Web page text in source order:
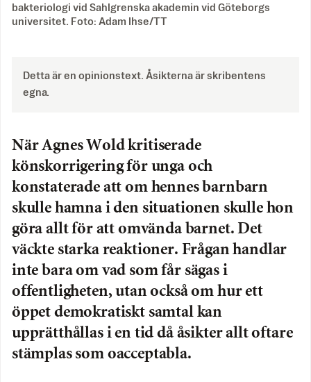
bakteriologi vid Sahlgrenska akademin vid Göteborgs
universitet. Foto: Adam Ihse/TT
Detta är en opinionstext. Åsikterna är skribentens
egna.
När Agnes Wold kritiserade
könskorrigering för unga och
konstaterade att om hennes barnbarn
skulle hamna i den situationen skulle hon
göra allt för att omvända barnet. Det
väckte starka reaktioner. Frågan handlar
inte bara om vad som får sägas i
offentligheten, utan också om hur ett
öppet demokratiskt samtal kan
upprätthållas i en tid då åsikter allt oftare
stämplas som oacceptabla.